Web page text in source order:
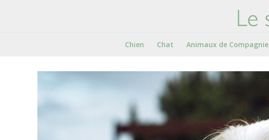
Chien Chat Animaux de Compagnie